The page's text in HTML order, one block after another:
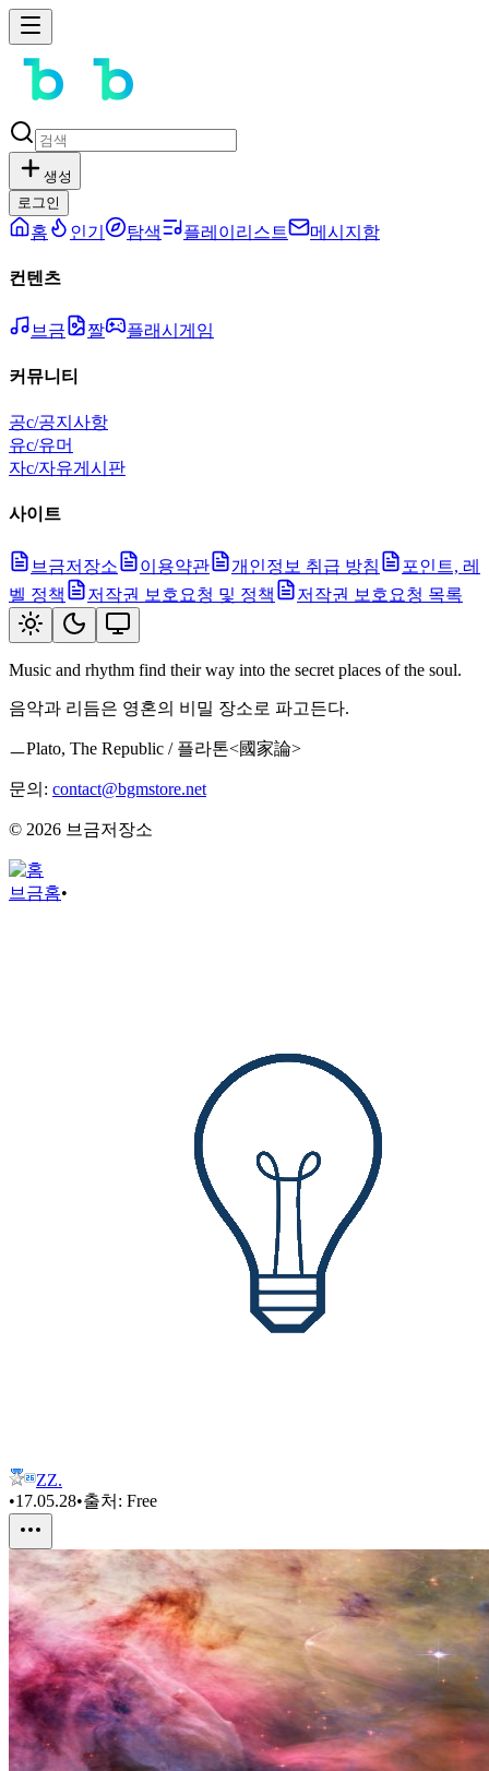
생성
로그인
홈 인기 탐색 플레이리스트 메시지함
컨텐츠
브금 짤 플래시게임
커뮤니티
공c/공지사항
유c/유머
자c/자유게시판
사이트
브금저장소 이용약관 개인정보 취급 방침
포인트, 레
벨 정책
저작권 보호요청 및 정책 저작권 보호요청 목록
Music and rhythm find their way into the secret places of the soul.
음악과 리듬은 영혼의 비밀 장소로 파고든다.
ㅡPlato, The Republic / 플라톤<國家論>
문의: contact@bgmstore.net
© 2026 브금저장소
브금홈•
ZZ.
•17.05.28•출처: Free